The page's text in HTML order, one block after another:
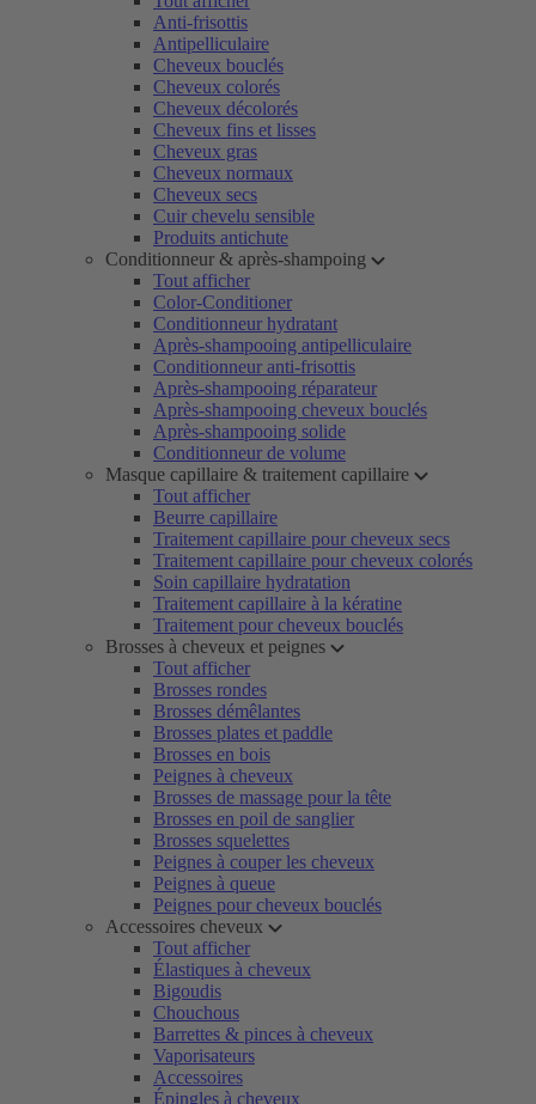
Anti-frisottis
Antipelliculaire
Cheveux bouclés
Cheveux colorés
Cheveux décolorés
Cheveux fins et lisses
Cheveux gras
Cheveux normaux
Cheveux secs
Cuir chevelu sensible
Produits antichute
Conditionneur & après-shampoing
Tout afficher
Color-Conditioner
Conditionneur hydratant
Après-shampooing antipelliculaire
Conditionneur anti-frisottis
Après-shampooing réparateur
Après-shampooing cheveux bouclés
Après-shampooing solide
Conditionneur de volume
Masque capillaire & traitement capillaire
Tout afficher
Beurre capillaire
Traitement capillaire pour cheveux secs
Traitement capillaire pour cheveux colorés
Soin capillaire hydratation
Traitement capillaire à la kératine
Traitement pour cheveux bouclés
Brosses à cheveux et peignes
Tout afficher
Brosses rondes
Brosses démêlantes
Brosses plates et paddle
Brosses en bois
Peignes à cheveux
Brosses de massage pour la tête
Brosses en poil de sanglier
Brosses squelettes
Peignes à couper les cheveux
Peignes à queue
Peignes pour cheveux bouclés
Accessoires cheveux
Tout afficher
Élastiques à cheveux
Bigoudis
Chouchous
Barrettes & pinces à cheveux
Vaporisateurs
Accessoires
Épingles à cheveux